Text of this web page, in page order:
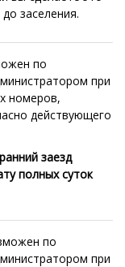
заселения.
по
при
номеров,
действующего
заезд
полных суток
по
при